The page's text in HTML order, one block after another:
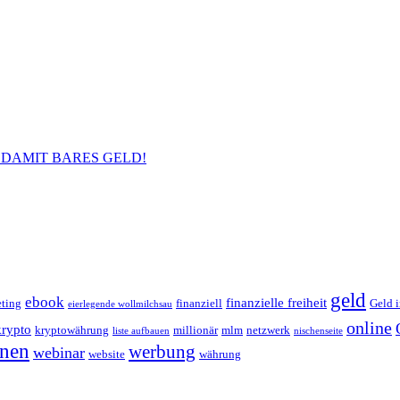
BARES GELD!
ebook eierlegende wollmilchsau finanziell finanzielle freiheit geld Geld
kryptowährung liste aufbauen millionär mlm netzwerk nischenseite online
webinar website werbung währung